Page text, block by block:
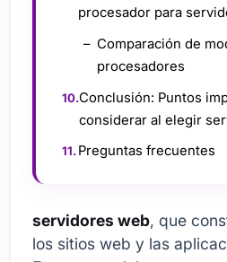
procesador para
Comparación de
procesadores
Conclusión: Puntos
considerar al elegir
Preguntas frecuentes
servidores web, que
los sitios web y las